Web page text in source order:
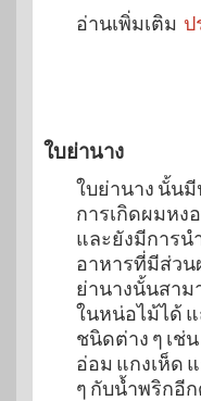
อ่านเพิ่มเติม ป
ใบย่านาง
ใบย่านาง นั้น
การเกิดผมห
และยังมีการน
อาหารที่มีส่วน
ย่านางนั้นสา
ในหน่อไม้ได้
ชนิดต่าง ๆ เช่
อ่อม แกงเห็ด
ๆ กับน้ำพริกอี